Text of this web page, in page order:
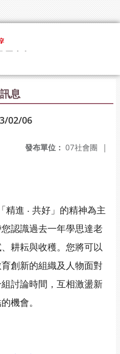
息
02/06
發布單位： 07社會團 |
精進 ‧ 共好」的精神為主
認識過去一年學思達老
耕耘與收穫。您將可以
創新的組織及人物面對
討論時間，互相激盪新
機會。